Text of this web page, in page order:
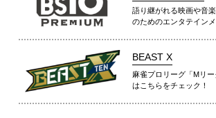
語り継がれる映画や音
のためのエンタテイン
BEAST X
麻雀プロリーグ「Mリ
はこちらをチェック！